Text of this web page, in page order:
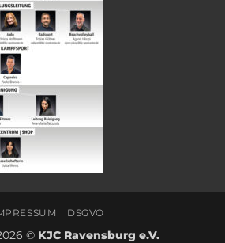
DSGVO
© KJC Ravensburg e.V.